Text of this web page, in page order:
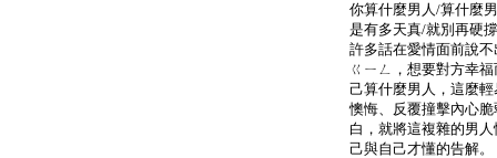
你算什麼男人/算什麼
是有多天真/就別再硬
許多話在愛情面前說
ㄍㄧㄥ，想要對方幸
己算什麼男人，這麼
懊悔、反覆撞擊內心
白，就將這複雜的男
己與自己才懂的告解。